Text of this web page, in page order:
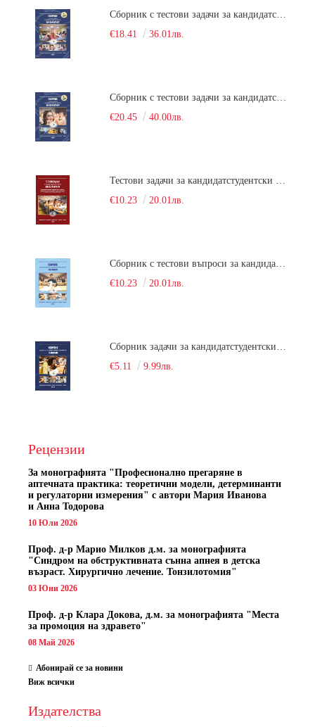
Сборник с тестови задачи за кандидатстудентски изпит по биология върху учебния материал за задължителна и профилирана подготовка, изучаван в средния курс на обучение. Част 1
€18.41
36.01лв.
Сборник с тестови задачи за кандидатстудентски изпит по биология върху учебния материал за задължителна и профилирана подготовка, изучаван в средния курс на обучение. Част 2
€20.45
40.00лв.
Тестови задачи за кандидатстудентски изпит по биология. Сборник
€10.23
20.01лв.
Сборник с тестови въпроси за кандидатстудентски изпит по химия. 2022
€10.23
20.01лв.
Сборник задачи за кандидатстудентски изпит по химия
€5.11
9.99лв.
Рецензии
За монографията "Професионално прегаряне в
аптечната практика: теоретични модели, детерминанти
и регулаторни измерения" с автори Мария Иванова
и Анна Тодорова
10 Юли 2026
Проф. д-р Марио Милков д.м. за монографията
"Синдром на обструктивната сънна апнея в детска
възраст. Хирургично лечение. Тонзилотомия"
03 Юни 2026
Проф. д-р Клара Докова, д.м. за монографията "Места
за промоция на здравето"
08 Май 2026
Абонирай се за новини
Виж всички
Издателства